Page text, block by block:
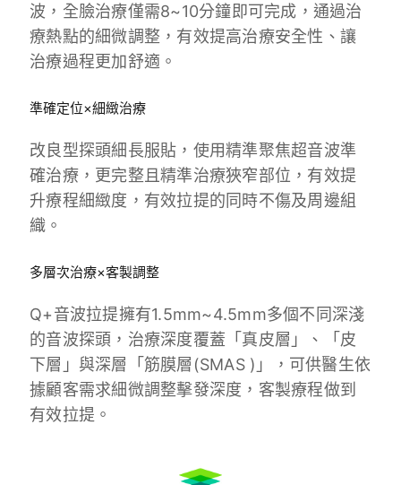
波，全臉治療僅需8~10分鐘即可完成，通過治
療熱點的細微調整，有效提高治療安全性、讓
治療過程更加舒適。
準確定位×細緻治療
改良型探頭細長服貼，使用精準聚焦超音波準
確治療，更完整且精準治療狹窄部位，有效提
升療程細緻度，有效拉提的同時不傷及周邊組
織。
多層次治療×客製調整
Q+音波拉提擁有1.5mm~4.5mm多個不同深淺
的音波探頭，治療深度覆蓋「真皮層」、「皮
下層」與深層「筋膜層(SMAS )」，可供醫生依
據顧客需求細微調整擊發深度，客製療程做到
有效拉提。